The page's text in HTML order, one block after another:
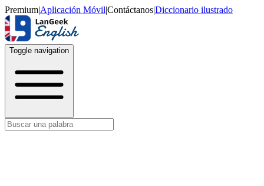
Premium|Aplicación Móvil|Contáctanos|Diccionario ilustrado
Toggle navigation